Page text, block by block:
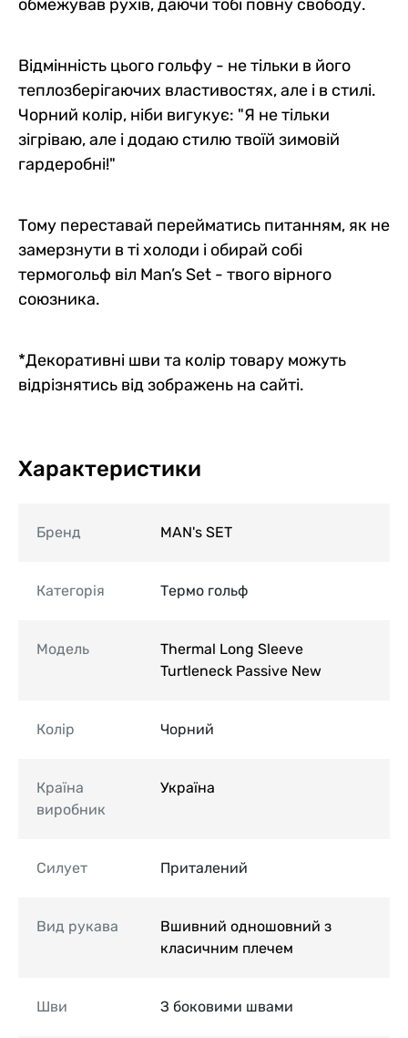
обмежував рухів, даючи тобі повну свободу.
Відмінність цього гольфу - не тільки в його
теплозберігаючих властивостях, але і в стилі.
Чорний колір, ніби вигукує: "Я не тільки
зігріваю, але і додаю стилю твоїй зимовій
гардеробні!"
Тому переставай перейматись питанням, як не
замерзнути в ті холоди і обирай собі
термогольф віл Man’s Set - твого вірного
союзника.
*Декоративні шви та колір товару можуть
відрізнятись від зображень на сайті.
Характеристики
Бренд MAN's SET
Категорія Термо гольф
Модель
Thermal Long Sleeve
Turtleneck Passive New
Колір Чорний
Країна
виробник
Україна
Силует Приталений
Вид рукава
Вшивний одношовний з
класичним плечем
Шви З боковими швами